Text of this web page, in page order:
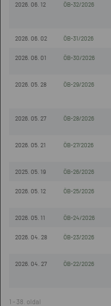
2026. 06. 12 ÖB-32/2026
2026. 06. 02 ÖB-31/2026
2026. 06. 01 ÖB-30/2026
2026. 05. 28 ÖB-29/2026
2026. 05. 27 ÖB-28/2026
2026. 05. 21 ÖB-27/2026
2025. 05. 19 ÖB-26/2026
2026. 05. 12 ÖB-25/2026
2026. 05. 11 ÖB-24/2026
2026. 04. 28 ÖB-23/2026
2026. 04. 27 ÖB-22/2026
1 - 38. oldal